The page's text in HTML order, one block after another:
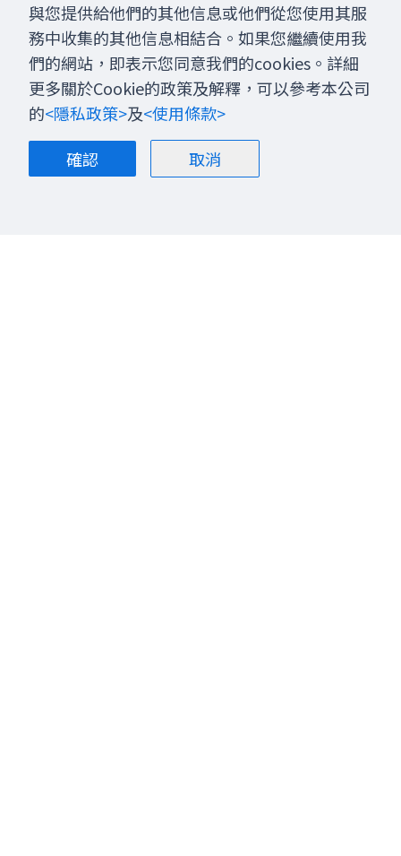
與您提供給他們的其他信息或他們從您使用其服
務中收集的其他信息相結合。如果您繼續使用我
們的網站，即表示您同意我們的cookies。詳細
更多關於Cookie的政策及解釋，可以參考本公司
的<隱私政策>及<使用條款>
確認
取消